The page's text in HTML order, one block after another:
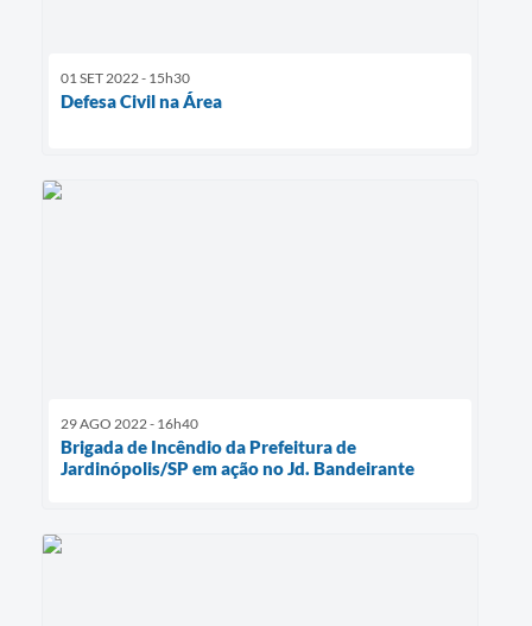
01 SET 2022 - 15h30
Defesa Civil na Área
29 AGO 2022 - 16h40
Brigada de Incêndio da Prefeitura de
Jardinópolis/SP em ação no Jd. Bandeirante